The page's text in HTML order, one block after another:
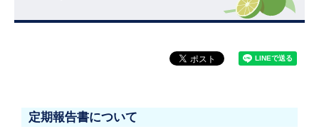
定期報告書について